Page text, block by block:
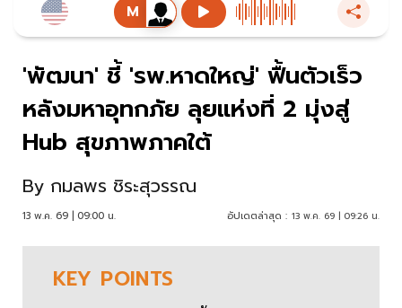
'พัฒนา' ชี้ 'รพ.หาดใหญ่' ฟื้นตัวเร็ว
หลังมหาอุทกภัย ลุยแห่งที่ 2 มุ่งสู่
Hub สุขภาพภาคใต้
By กมลพร ชิระสุวรรณ
13 พ.ค. 69 | 09:00 น. อัปเดตล่าสุด : 13 พ.ค. 69 | 09:26 น.
KEY POINTS